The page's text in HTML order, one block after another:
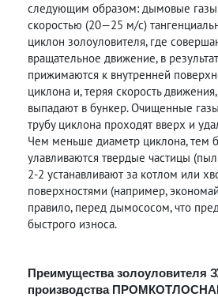
следующим образом: дымовые
скоростью (20—25 м/с)
циклон золоуловителя, где
вращательное движение, в
прижимаются к внутренней
циклона и, теряя скорость
выпадают в бункер. Очищенные
трубу циклона проходят вверх и
Чем меньше диаметр циклона, тем
улавливаются твердые частицы
2-2 устанавливают за котлом или
поверхностями (например,
правило, перед дымососом, что
быстрого износа.
Преимущества золоуловителя
производства